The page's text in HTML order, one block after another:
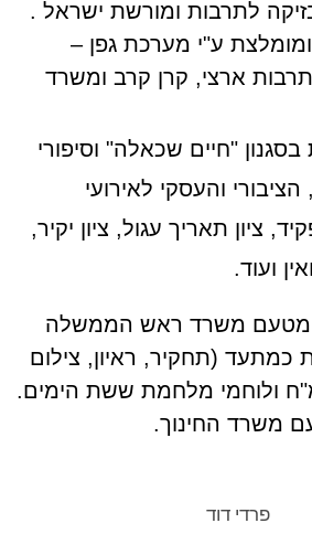
לתרבות ומורשת ישראל .
ע"י מערכת גפן –
ארצי, קרן קרב ומשרד
בסגנון "חיים שכאלה" וסיפורי
והעסקי לאירועי
ציון תאריך עגול, ציון יקיר,
ועוד.
מטעם משרד ראש הממשלה
כמתעד (תחקיר, ראיון, צילום
ולוחמי מלחמת ששת הימים.
משרד החינוך.